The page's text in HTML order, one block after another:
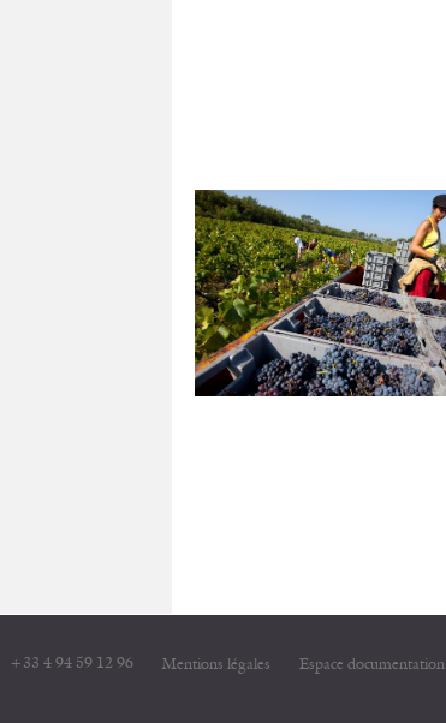
+33 4 94 59 12 96 Mentions légales Espace documentation